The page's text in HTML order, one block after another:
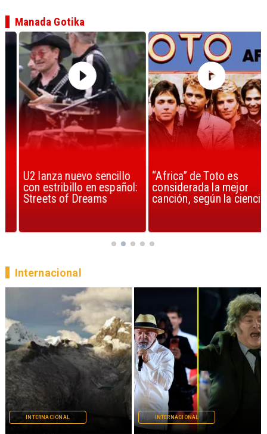
U2 lanza nuevo sencillo
con estribillo en español:
Streets of Dreams
“Africa” de Toto es
considerada la mejor
canción, según la ciencia
Manada Gotika
INTERNACIONAL INTERNACIONAL
Internacional